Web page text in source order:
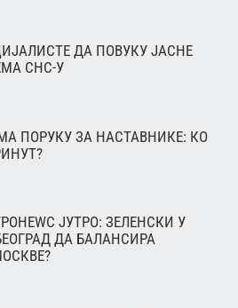
ДА ПОВУКУ ЈАСНЕ
СНС-У
ПОРУКУ ЗА НАСТАВНИКЕ: КО
ЈУТРО: ЗЕЛЕНСКИ У
ДА БАЛАНСИРА